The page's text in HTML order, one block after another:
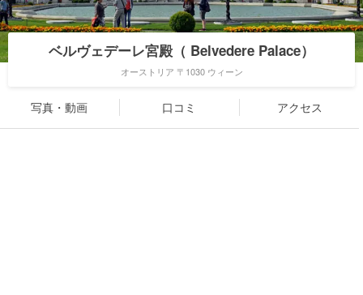
ベルヴェデーレ宮殿（ Belvedere Palace）
オーストリア 〒1030 ウィーン
写真・動画 口コミ アクセス